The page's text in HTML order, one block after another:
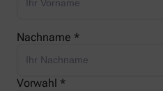
Nachname *
Vorwahl *